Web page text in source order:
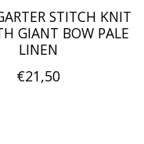
STITCH KNIT
GIANT BOW PALE
LINEN
€21,50